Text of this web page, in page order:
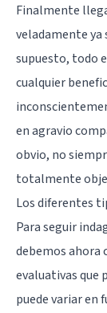
Finalmente
veladamente ya
supuesto, todo
cualquier
en agravio
obvio, no
totalmente
Los diferentes
Para seguir
debemos ahora
evaluativas que
puede variar en